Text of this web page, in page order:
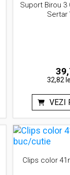
Suport Birou
Sertar
32,82
VEZI
Clips color